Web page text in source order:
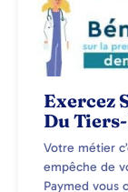
Exercez
Du
Votre métier
empêche de
Paymed vous